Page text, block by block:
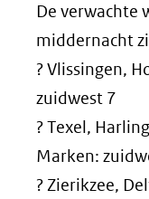
De verwachte
middernacht
? Vlissingen,
zuidwest 7
? Texel,
Marken:
? Zierikzee,